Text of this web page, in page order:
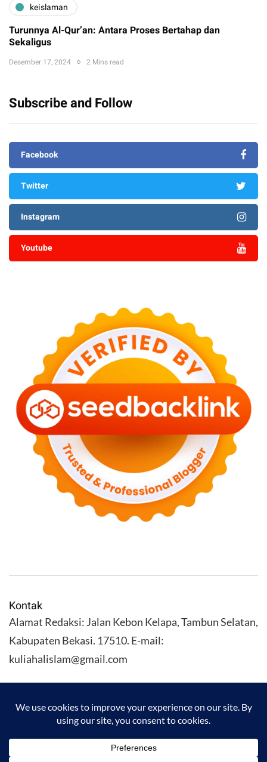
keislaman
Turunnya Al-Qur’an: Antara Proses Bertahap dan
Sekaligus
Desember 17, 2024 2 Mins read
Subscribe and Follow
Facebook
Twitter
Instagram
Youtube
Kontak
Alamat Redaksi: Jalan Kebon Kelapa, Tambun Selatan,
Kabupaten Bekasi. 17510. E-mail:
kuliahalislam@gmail.com
KULIAHALISLAM.COM Copyright (C) 2026